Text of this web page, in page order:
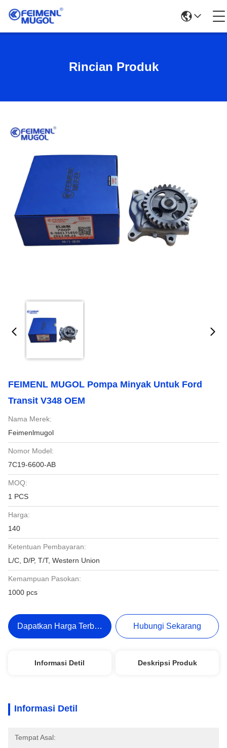
Rincian Produk
FEIMENL MUGOL Pompa Minyak Untuk Ford
Transit V348 OEM
Nama Merek:
Feimenlmugol
Nomor Model:
7C19-6600-AB
MOQ:
1 PCS
Harga:
140
Ketentuan Pembayaran:
L/C, D/P, T/T, Western Union
Kemampuan Pasokan:
1000 pcs
Dapatkan Harga Terbaik Hubungi Sekarang
Informasi Detil Deskripsi Produk
Informasi Detil
Tempat Asal: